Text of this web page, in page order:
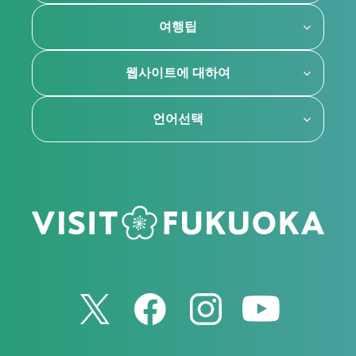
여행팁
웹사이트에 대하여
언어선택